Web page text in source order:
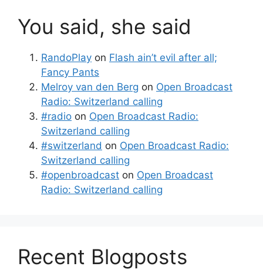
You said, she said
RandoPlay on Flash ain’t evil after all;
Fancy Pants
Melroy van den Berg on Open Broadcast
Radio: Switzerland calling
#radio on Open Broadcast Radio:
Switzerland calling
#switzerland on Open Broadcast Radio:
Switzerland calling
#openbroadcast on Open Broadcast
Radio: Switzerland calling
Recent Blogposts